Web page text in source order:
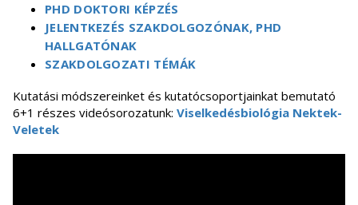
PHD DOKTORI KÉPZÉS
JELENTKEZÉS SZAKDOLGOZÓNAK, PHD
HALLGATÓNAK
SZAKDOLGOZATI TÉMÁK
Kutatási módszereinket és kutatócsoportjainkat bemutató
6+1 részes videósorozatunk: Viselkedésbiológia Nektek-
Veletek